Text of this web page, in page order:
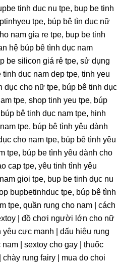
tinh duc nu tpe, bup be tinh
tpe, búp bê tìn dục nữ
nam gia re tpe, bup be tinh
hệ búp bê tình dục nam
be silicon giá rẻ tpe, sử dụng
duc nam dep tpe, tinh yeu
dục cho nữ tpe, búp bê tinh dục
tpe, shop tinh yeu tpe, búp
bê tinh dục nam tpe, hinh
tpe, búp bê tình yêu dành
cho nam tpe, búp bê tình yêu
tpe, búp be tình yêu dành cho
cap tpe, yêu tinh tình yêu
gioi tpe, bup be tinh dục nu
bupbetinhduc tpe, búp bê tình
tpe, quần rung cho nam | cách
| đồ chơi người lớn cho nữ
yêu cực mạnh | dấu hiệu rụng
| sextoy cho gay | thuốc
rung fairy | mua do choi